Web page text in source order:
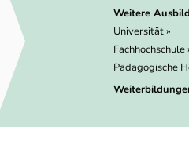
Weitere
Universität »
Fachhochschule
Pädagogische